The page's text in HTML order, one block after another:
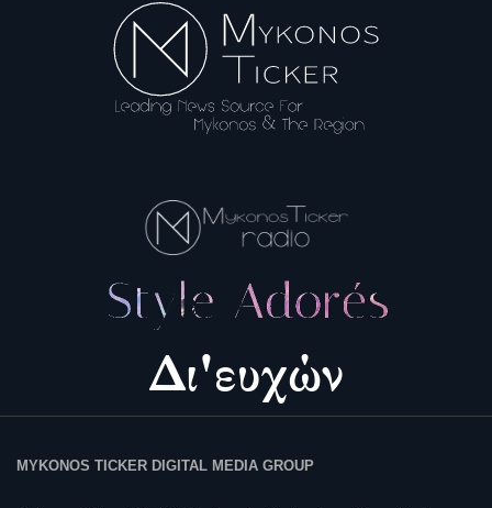
MYKONOS TICKER DIGITAL MEDIA GROUP